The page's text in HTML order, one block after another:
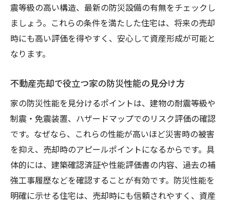
震等級の高い構造、最新の防災設備の有無をチェックし
ましょう。これらの条件を満たした住宅は、将来の売却
時にも高い評価を得やすく、安心して資産形成が可能と
なります。
不動産売却で役立つ家の防災性能の見分け方
家の防災性能を見分けるポイントは、建物の耐震等級や
制震・免震装置、ハザードマップでのリスク評価の確認
です。なぜなら、これらの性能が高いほど災害時の被害
を抑え、売却時のアピールポイントになるからです。具
体的には、建築確認済証や性能評価書の内容、過去の補
強工事履歴などを確認することが有効です。防災性能を
明確に示せる住宅は、売却時にも信頼されやすく、資産